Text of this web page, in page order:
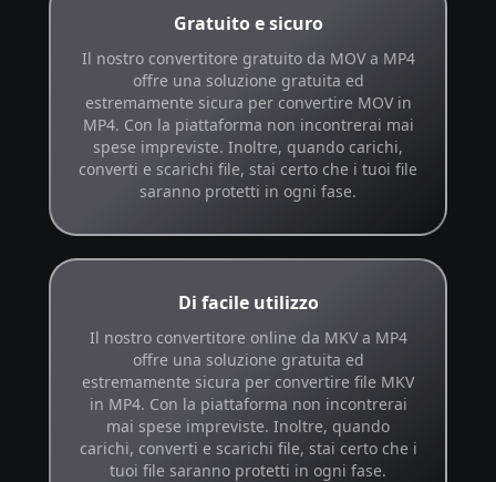
Gratuito e sicuro
Il nostro convertitore gratuito da MOV a MP4
offre una soluzione gratuita ed
estremamente sicura per convertire MOV in
MP4. Con la piattaforma non incontrerai mai
spese impreviste. Inoltre, quando carichi,
converti e scarichi file, stai certo che i tuoi file
saranno protetti in ogni fase.
Di facile utilizzo
Il nostro convertitore online da MKV a MP4
offre una soluzione gratuita ed
estremamente sicura per convertire file MKV
in MP4. Con la piattaforma non incontrerai
mai spese impreviste. Inoltre, quando
carichi, converti e scarichi file, stai certo che i
tuoi file saranno protetti in ogni fase.